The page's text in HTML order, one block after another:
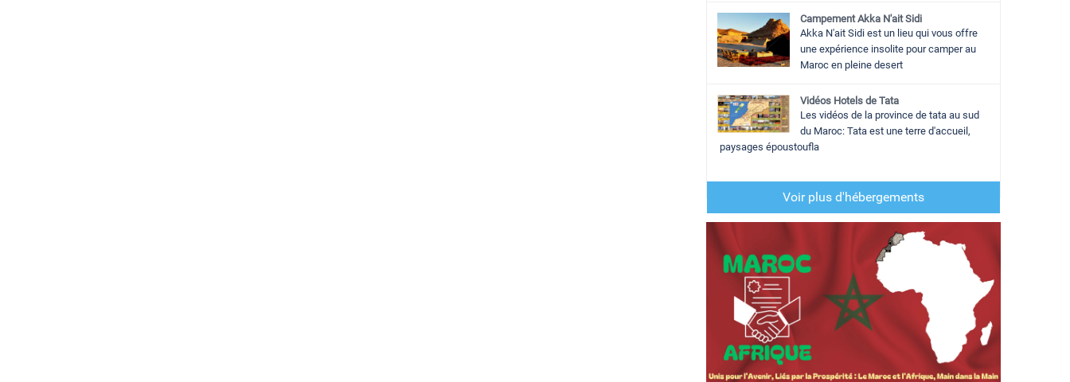
Campement Akka N'ait Sidi
Akka N'ait Sidi est un lieu qui vous offre
une expérience insolite pour camper au
Maroc en pleine desert
Vidéos Hotels de Tata
Les vidéos de la province de tata au sud
du Maroc: Tata est une terre d'accueil,
paysages époustoufla
Voir plus d'hébergements